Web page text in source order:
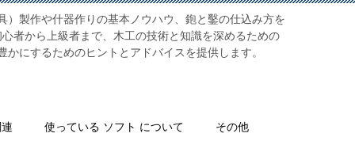
）製作や什器作りの基本ノウハウ、鉋と鑿の仕込み方を
者から上級者まで、木工の技術と知識を深めるための
にするためのヒントとアドバイスを提供します。
使っている ソフト について その他